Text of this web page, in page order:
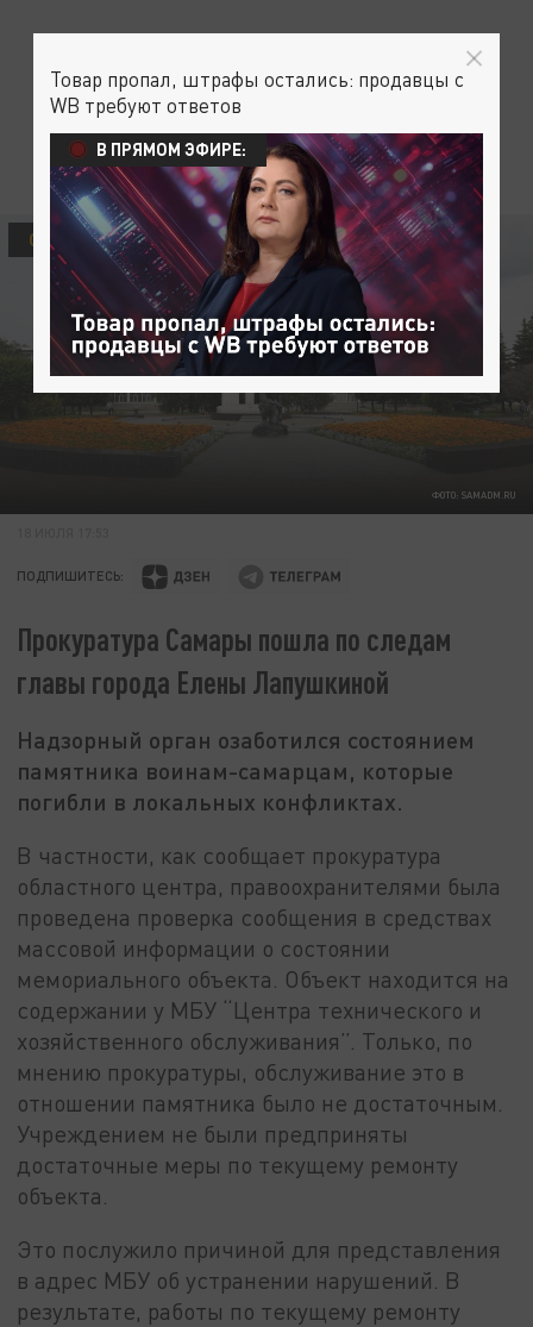
ФОТО: SAMADM.RU
ОБЩЕСТВО
ПОДПИШИТЕСЬ:
Прокуратура Самары пошла по следам
главы города Елены Лапушкиной
Надзорный орган озаботился состоянием
памятника воинам-самарцам, которые
погибли в локальных конфликтах.
В частности, как сообщает прокуратура
областного центра, правоохранителями была
проведена проверка сообщения в средствах
массовой информации о состоянии
мемориального объекта. Объект находится на
содержании у МБУ “Центра технического и
хозяйственного обслуживания”. Только, по
мнению прокуратуры, обслуживание это в
отношении памятника было не достаточным.
Учреждением не были предприняты
достаточные меры по текущему ремонту
объекта.
Это послужило причиной для представления
в адрес МБУ об устранении нарушений. В
результате, работы по текущему ремонту
Товар пропал, штрафы остались: продавцы с
WB требуют ответов
В ПРЯМОМ ЭФИРЕ: